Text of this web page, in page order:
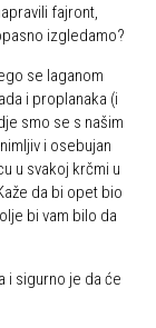
fajront,
izgledamo?
se laganom
i proplanaka (i
smo se s našim
i osebujan
u svakoj krčmi u
da bi opet bio
bi vam bilo da
i sigurno je da će